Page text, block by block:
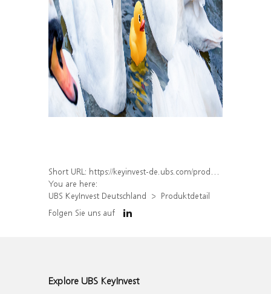
Short URL: https://keyinvest-de.ubs.com/produkt/detail/index/isin/DE000WA7YMF0
You are here:
UBS KeyInvest Deutschland
Produktdetail
Folgen Sie uns auf
Explore UBS KeyInvest